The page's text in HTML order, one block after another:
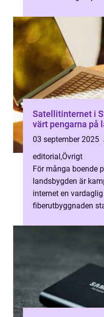
Satellitinternet i
värt pengarna på
03 september 2025
editorial,Övrigt
För många boende
landsbygden är
internet en
fiberutbyggnaden